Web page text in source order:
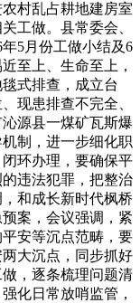
村乱占耕地建房室
工做。县常委会、
5月份工做小结及6
至上、生命至上，
式排查，成立台
现患排查不完全、
源县一煤矿瓦斯爆
制，进一步细化职
环办理，要确保平
违法犯罪，把整治
和成长新时代枫桥
案，会议强调，紧
安等沉点范畴，要
大沉点，同步抓好
，逐条梳理问题清
化日常放哨监管，